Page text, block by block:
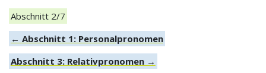
Abschnitt 2/7
← Abschnitt 1: Personalpronomen
Abschnitt 3: Relativpronomen →